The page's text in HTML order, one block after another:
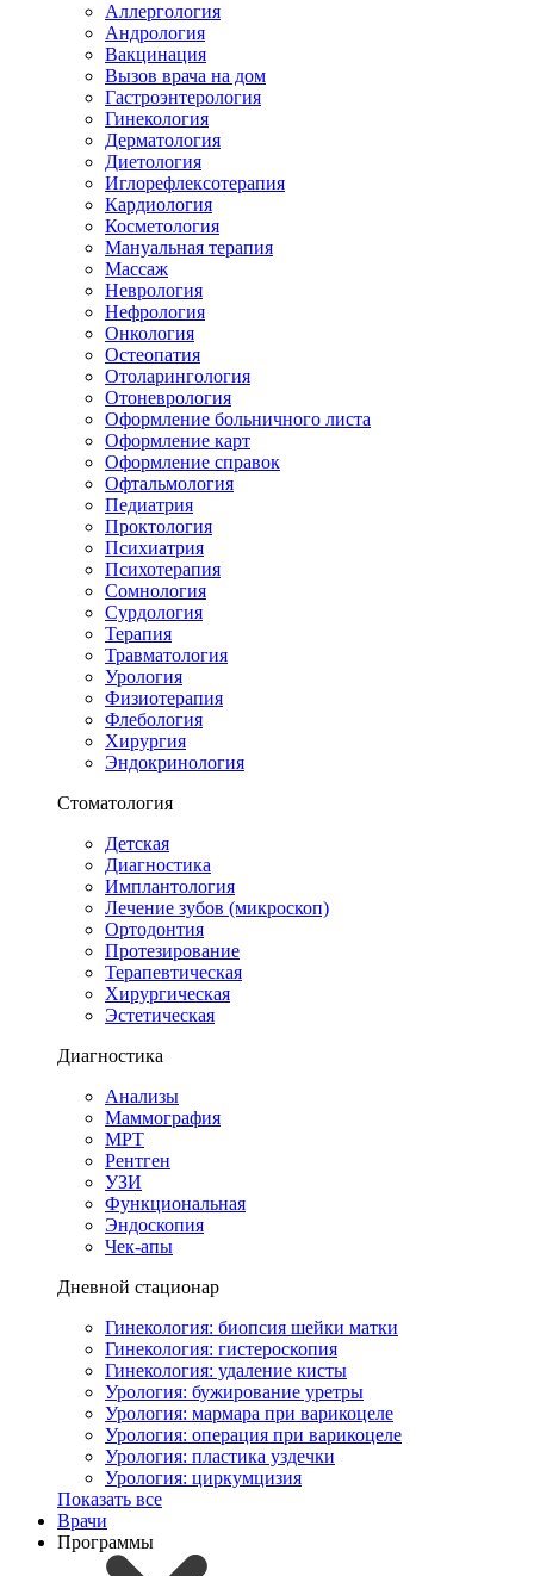
Аллергология
Андрология
Вакцинация
Вызов врача на дом
Гастроэнтерология
Гинекология
Дерматология
Диетология
Иглорефлексотерапия
Кардиология
Косметология
Мануальная терапия
Массаж
Неврология
Нефрология
Онкология
Остеопатия
Отоларингология
Отоневрология
Оформление больничного листа
Оформление карт
Оформление справок
Офтальмология
Педиатрия
Проктология
Психиатрия
Психотерапия
Сомнология
Сурдология
Терапия
Травматология
Урология
Физиотерапия
Флебология
Хирургия
Эндокринология
Стоматология
Детская
Диагностика
Имплантология
Лечение зубов (микроскоп)
Ортодонтия
Протезирование
Терапевтическая
Хирургическая
Эстетическая
Диагностика
Анализы
Маммография
МРТ
Рентген
УЗИ
Функциональная
Эндоскопия
Чек-апы
Дневной стационар
Гинекология: биопсия шейки матки
Гинекология: гистероскопия
Гинекология: удаление кисты
Урология: бужирование уретры
Урология: мармара при варикоцеле
Урология: операция при варикоцеле
Урология: пластика уздечки
Урология: циркумцизия
Показать все
Врачи
Программы